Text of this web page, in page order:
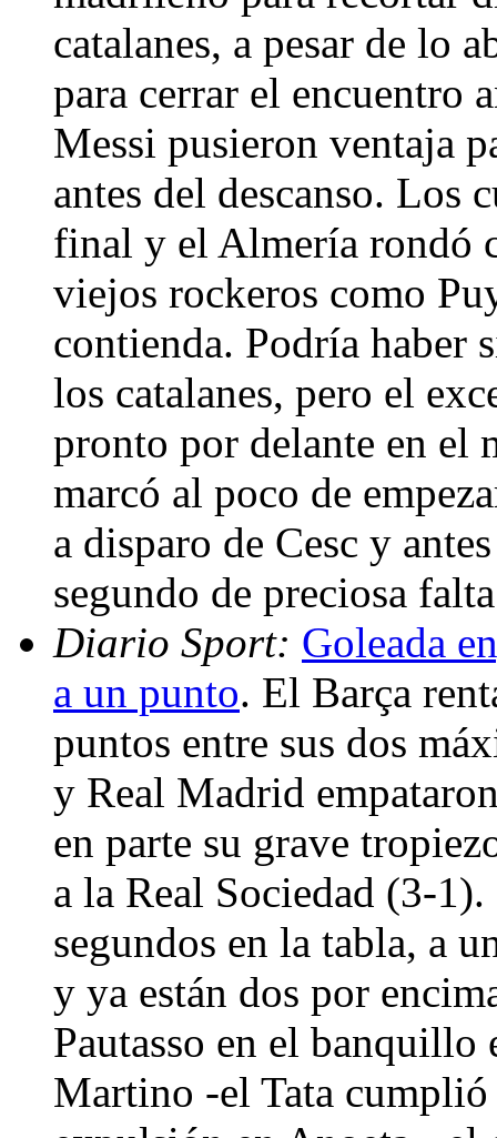
catalanes, a pesar de lo
para cerrar el encuentro
Messi pusieron ventaja
antes del descanso. Los
final y el Almería rondó
viejos rockeros como
contienda. Podría haber
los catalanes, pero el
pronto por delante en el
marcó al poco de
a disparo de Cesc y
segundo de preciosa
Diario Sport: Goleada
a un punto. El Barça
puntos entre sus dos
y Real Madrid
en parte su grave
a la Real Sociedad (3-
segundos en la tabla, a
y ya están dos por
Pautasso en el banquillo
Martino -el Tata